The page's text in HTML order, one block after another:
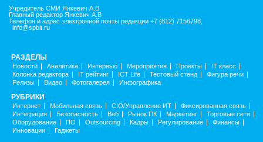
Учредитель СМИ Янкевич А.В
Главный редактор Янкевич А.В
Телефон и адрес электронной почты редакции +7 (812) 7156798,
info@spbit.ru
РАЗДЕЛЫ
Новости Аналитика Интервью Мероприятия Проекты
IT класс
Колонка редактора
IT рейтинг ICT Life Тестовый стенд
Фигура речи
Релизы
Видео Фотогалерея Инфографика
РУБРИКИ
Интернет Мобильная связь CIO/Управление ИТ
Фиксированная связь
Интеграция
Безопасность Веб Рынок ПК Маркетинг
Торговые сети
Оборудование
ПО Outsourcing Кадры Регулирование
Финансы
Инновации
Гаджеты